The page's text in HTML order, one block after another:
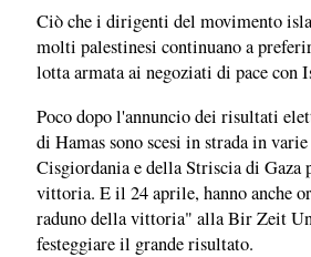
Ciò che i dirigenti del movimento
molti palestinesi continuano a
lotta armata ai negoziati di pace con
Poco dopo l'annuncio dei risultati
di Hamas sono scesi in strada in
Cisgiordania e della Striscia di Gaza
vittoria. E il 24 aprile, hanno anche
raduno della vittoria" alla Bir Zeit
festeggiare il grande risultato.